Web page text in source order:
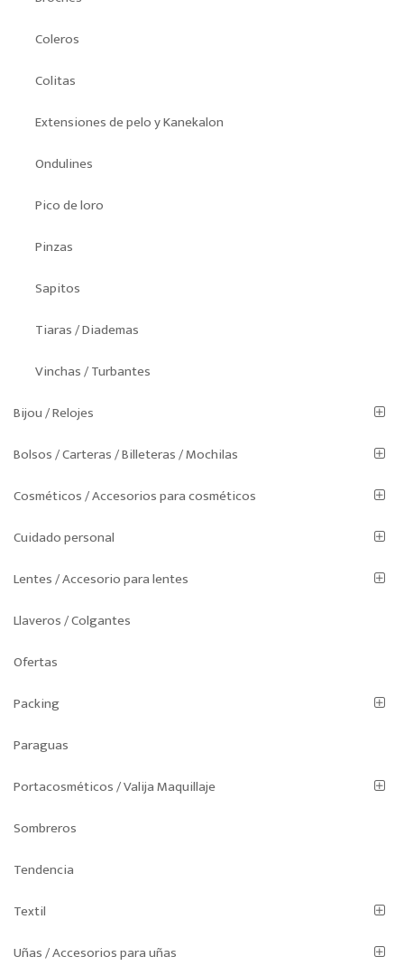
Coleros
Colitas
Extensiones de pelo y Kanekalon
Ondulines
Pico de loro
Pinzas
Sapitos
Tiaras / Diademas
Vinchas / Turbantes
Bijou / Relojes
Bolsos / Carteras / Billeteras / Mochilas
Cosméticos / Accesorios para cosméticos
Cuidado personal
Lentes / Accesorio para lentes
Llaveros / Colgantes
Ofertas
Packing
Paraguas
Portacosméticos / Valija Maquillaje
Sombreros
Tendencia
Textil
Uñas / Accesorios para uñas